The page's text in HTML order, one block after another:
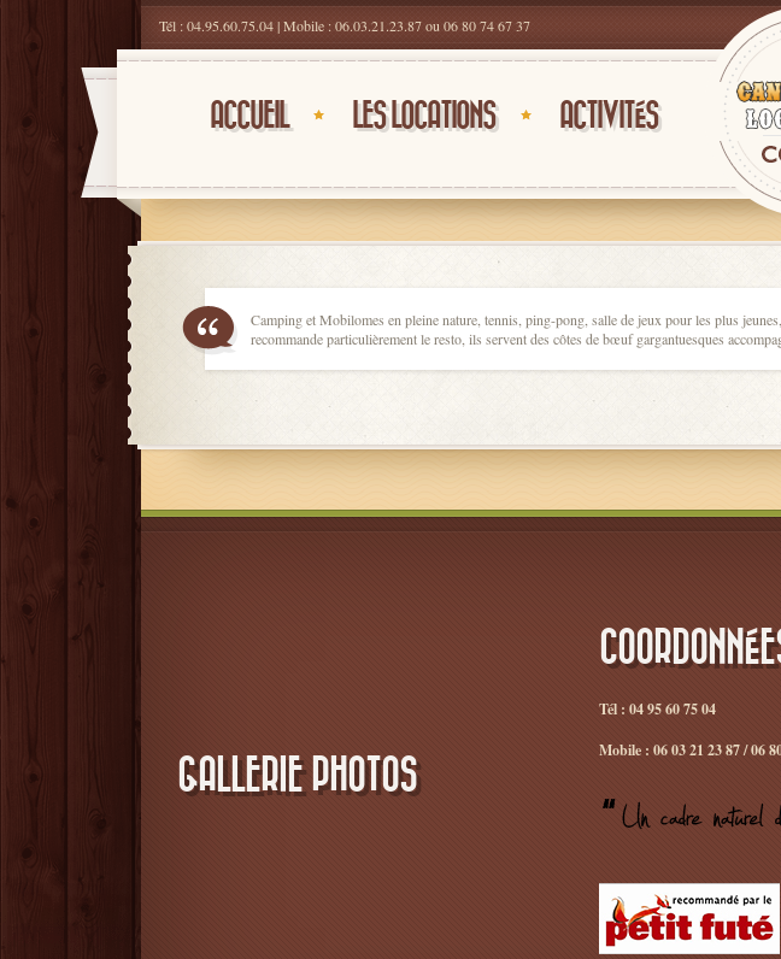
Tél : 04.95.60.75.04 | Mobile : 06.03.21.23.87 ou 06 80 74 67 37
ACCUEIL LES LOCATIONS ACTIVITÉS
Camping et Mobilomes en pleine nature, tennis, ping-pong, salle de jeux pour les plus
recommande particulièrement le resto, ils servent des côtes de bœuf gargantuesques
GALLERIE PHOTOS
Tél : 04 95 60 75 04
Mobile : 06 03 21 23 87 / 06